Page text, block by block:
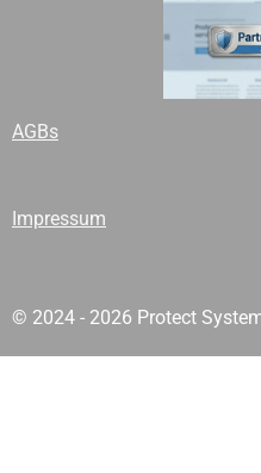
AGBs
Impressum
© 2024 - 2026 Protect